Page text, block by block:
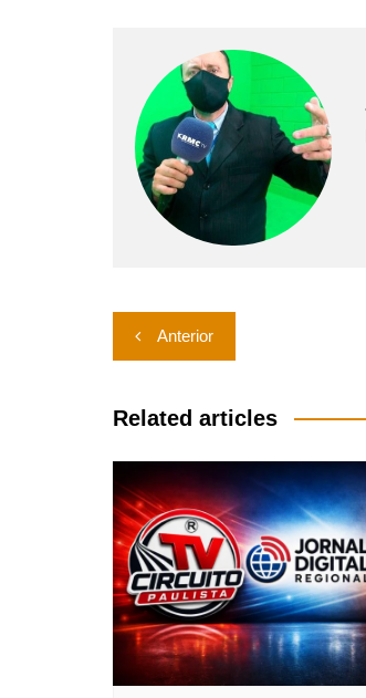
Navegação
de
Post
Anterior
Related articles